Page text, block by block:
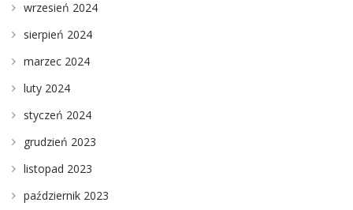
wrzesień 2024
sierpień 2024
marzec 2024
luty 2024
styczeń 2024
grudzień 2023
listopad 2023
październik 2023